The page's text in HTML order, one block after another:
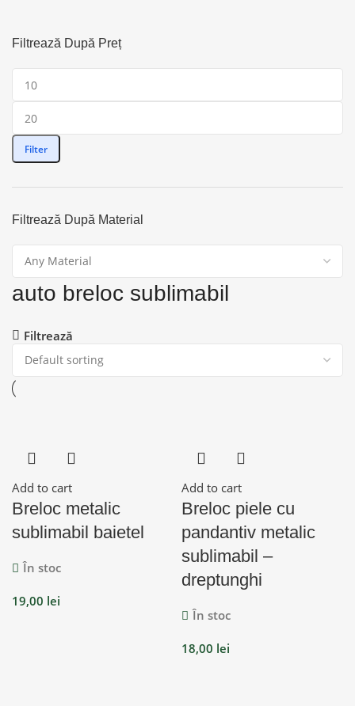
Filtrează După Preț
Filter
Filtrează După Material
auto breloc sublimabil
Filtrează
Add to cart
Breloc metalic
sublimabil baietel
În stoc
19,00 lei
Add to cart
Breloc piele cu
pandantiv metalic
sublimabil –
dreptunghi
În stoc
18,00 lei